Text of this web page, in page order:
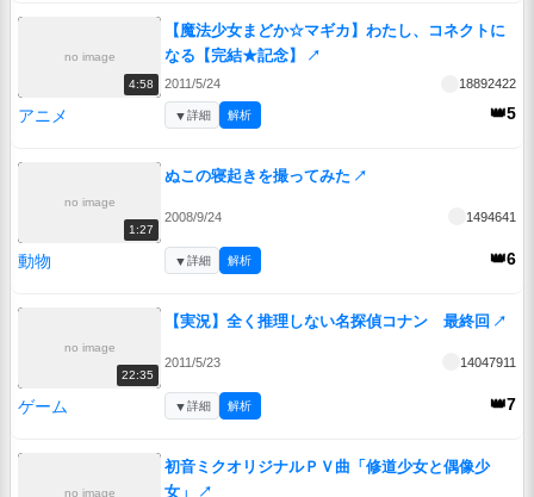
no image
4:58
【魔法少女まどか☆マギカ】わたし、コネクトに
なる【完結★記念】
↗
2011/5/24 18892422
アニメ 👑5
▼詳細 解析
no image
1:27
ぬこの寝起きを撮ってみた ↗
2008/9/24 1494641
動物 👑6
▼詳細 解析
no image
22:35
【実況】全く推理しない名探偵コナン 最終回 ↗
2011/5/23 14047911
ゲーム 👑7
▼詳細 解析
no image
初音ミクオリジナルＰＶ曲「修道少女と偶像少
女」
↗